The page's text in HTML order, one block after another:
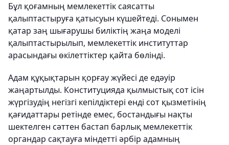
Бұл қоғамның мемлекеттік саясатты
қалыптастыруға қатысуын күшейтеді. Сонымен
қатар заң шығарушы биліктің жаңа моделі
қалыптастырылып, мемлекеттік институттар
арасындағы өкілеттіктер қайта бөлінді.
Адам құқықтарын қорғау жүйесі де едәуір
жаңартылды. Конституцияда қылмыстық сот ісін
жүргізудің негізгі кепілдіктері енді сот қызметінің
қағидаттары ретінде емес, бостандығы нақты
шектелген сәттен бастап барлық мемлекеттік
органдар сақтауға міндетті әрбір адамның